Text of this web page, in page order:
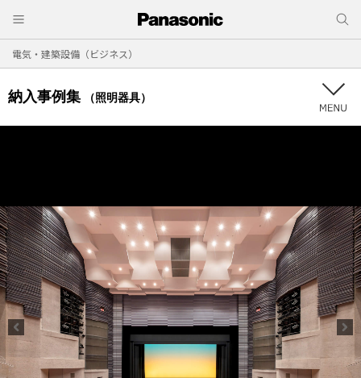
電気・建築設備（ビジネス）
納入事例集 （照明器具）